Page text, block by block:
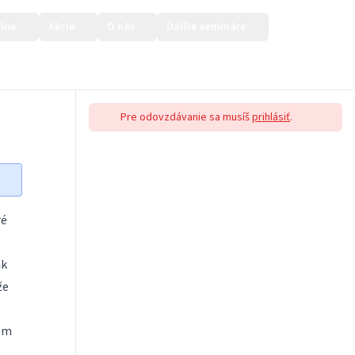
Pre odovzdávanie sa musíšprihlásiť.